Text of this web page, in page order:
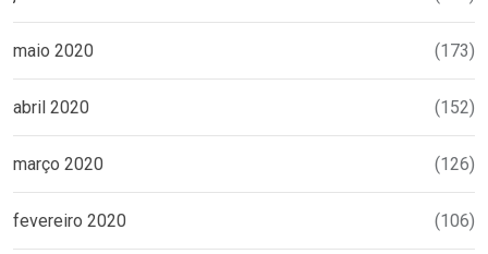
maio 2020 (173)
abril 2020 (152)
março 2020 (126)
fevereiro 2020 (106)